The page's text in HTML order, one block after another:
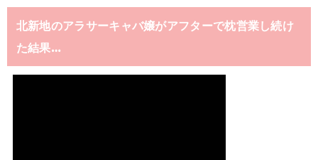
北新地のアラサーキャバ嬢がアフターで枕営業し続け
た結果…